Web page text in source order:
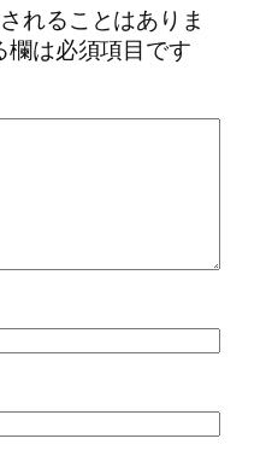
れることはありま
欄は必須項目です